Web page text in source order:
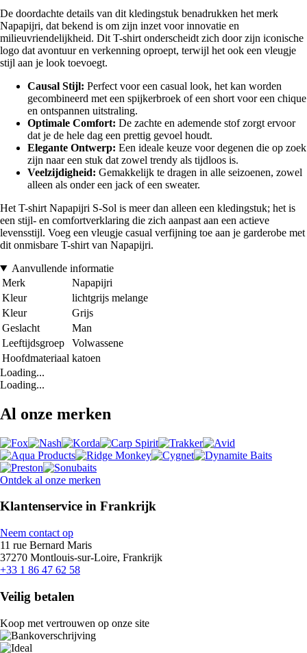
De doordachte details van dit kledingstuk benadrukken het merk
Napapijri, dat bekend is om zijn inzet voor innovatie en
milieuvriendelijkheid. Dit T-shirt onderscheidt zich door zijn iconische
logo dat avontuur en verkenning oproept, terwijl het ook een vleugje
stijl aan je look toevoegt.
Causal Stijl: Perfect voor een casual look, het kan worden
gecombineerd met een spijkerbroek of een short voor een chique
en ontspannen uitstraling.
Optimale Comfort: De zachte en ademende stof zorgt ervoor
dat je de hele dag een prettig gevoel houdt.
Elegante Ontwerp: Een ideale keuze voor degenen die op zoek
zijn naar een stuk dat zowel trendy als tijdloos is.
Veelzijdigheid: Gemakkelijk te dragen in alle seizoenen, zowel
alleen als onder een jack of een sweater.
Het T-shirt Napapijri S-Sol is meer dan alleen een kledingstuk; het is
een stijl- en comfortverklaring die zich aanpast aan een actieve
levensstijl. Voeg een vleugje casual verfijning toe aan je garderobe met
dit onmisbare T-shirt van Napapijri.
Aanvullende informatie
Merk
Napapijri
Kleur
lichtgrijs melange
Kleur
Grijs
Geslacht
Man
Leeftijdsgroep
Volwassene
Hoofdmateriaal katoen
Loading...
Loading...
Al onze merken
Ontdek al onze merken
Klantenservice in Frankrijk
Neem contact op
11 rue Bernard Maris
37270 Montlouis-sur-Loire, Frankrijk
+33 1 86 47 62 58
Veilig betalen
Koop met vertrouwen op onze site